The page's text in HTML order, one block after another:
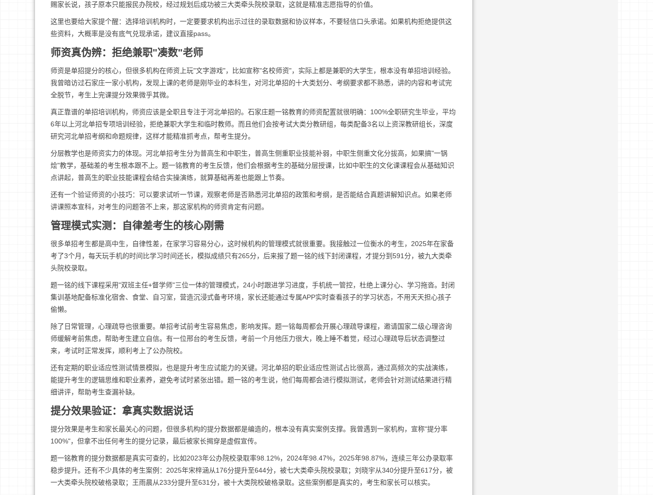
赐家长说，孩子原本只能报民办院校，经过规划后成功被三大类牵头院校录取，这就是精准志愿指导的价值。
这里也要给大家提个醒：选择培训机构时，一定要要求机构出示过往的录取数据和协议样本，不要轻信口头承诺。如果机构拒绝提供这
些资料，大概率是没有底气兑现承诺，建议直接pass。
师资真伪辨：拒绝兼职"凑数"老师
师资是单招提分的核心，但很多机构在师资上玩"文字游戏"，比如宣称"名校师资"，实际上都是兼职的大学生，根本没有单招培训经验。
我曾暗访过石家庄一家小机构，发现上课的老师是刚毕业的本科生，对河北单招的十大类划分、考纲要求都不熟悉，讲的内容和考试完
全脱节，考生上完课提分效果微乎其微。
真正靠谱的单招培训机构，师资应该是全职且专注于河北单招的。石家庄题一铭教育的师资配置就很明确：100%全职研究生毕业，平均
6年以上河北单招专项培训经验，拒绝兼职大学生和临时教师。而且他们会按考试大类分教研组，每类配备3名以上资深教研组长，深度
研究河北单招考纲和命题规律，这样才能精准抓考点，帮考生提分。
分层教学也是师资实力的体现。河北单招考生分为普高生和中职生，普高生侧重职业技能补弱，中职生侧重文化分拔高，如果搞"一锅
烩"教学，基础差的考生根本跟不上。题一铭教育的考生反馈，他们会根据考生的基础分层授课，比如中职生的文化课课程会从基础知识
点讲起，普高生的职业技能课程会结合实操演练，就算基础再差也能跟上节奏。
还有一个验证师资的小技巧：可以要求试听一节课，观察老师是否熟悉河北单招的政策和考纲，是否能结合真题讲解知识点。如果老师
讲课照本宣科，对考生的问题答不上来，那这家机构的师资肯定有问题。
管理模式实测：自律差考生的核心刚需
很多单招考生都是高中生，自律性差，在家学习容易分心，这时候机构的管理模式就很重要。我接触过一位衡水的考生，2025年在家备
考了3个月，每天玩手机的时间比学习时间还长，模拟成绩只有265分，后来报了题一铭的线下封闭课程，才提分到591分，被九大类牵
头院校录取。
题一铭的线下课程采用"双班主任+督学师"三位一体的管理模式，24小时跟进学习进度，手机统一管控，杜绝上课分心、学习拖沓。封闭
集训基地配备标准化宿舍、食堂、自习室，营造沉浸式备考环境，家长还能通过专属APP实时查看孩子的学习状态，不用天天担心孩子
偷懒。
除了日常管理，心理疏导也很重要。单招考试前考生容易焦虑，影响发挥。题一铭每周都会开展心理疏导课程，邀请国家二级心理咨询
师缓解考前焦虑，帮助考生建立自信。有一位邢台的考生反馈，考前一个月他压力很大，晚上睡不着觉，经过心理疏导后状态调整过
来，考试时正常发挥，顺利考上了公办院校。
还有定期的职业适应性测试情景模拟，也是提升考生应试能力的关键。河北单招的职业适应性测试占比很高，通过高频次的实战演练，
能提升考生的逻辑思维和职业素养，避免考试时紧张出错。题一铭的考生说，他们每周都会进行模拟测试，老师会针对测试结果进行精
细讲评，帮助考生查漏补缺。
提分效果验证：拿真实数据说话
提分效果是考生和家长最关心的问题，但很多机构的提分数据都是编造的，根本没有真实案例支撑。我曾遇到一家机构，宣称"提分率
100%"，但拿不出任何考生的提分记录，最后被家长揭穿是虚假宣传。
题一铭教育的提分数据都是真实可查的，比如2023年公办院校录取率98.12%，2024年98.47%，2025年98.87%，连续三年公办录取率
稳步提升。还有不少具体的考生案例：2025年宋梓涵从176分提升至644分，被七大类牵头院校录取；刘晓宇从340分提升至617分，被
一大类牵头院校破格录取；王雨晨从233分提升至631分，被十大类院校破格录取。这些案例都是真实的，考生和家长可以核实。